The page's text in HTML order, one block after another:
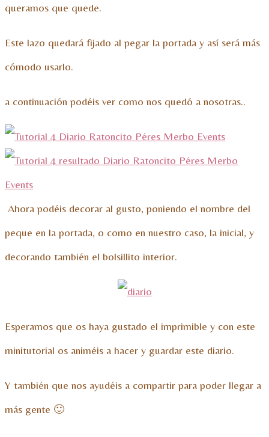
queramos que quede.
Este lazo quedará fijado al pegar la portada y así será más
cómodo usarlo.
a continuación podéis ver como nos quedó a nosotras..
Ahora podéis decorar al gusto, poniendo el nombre del
peque en la portada, o como en nuestro caso, la inicial, y
decorando también el bolsillito interior.
Esperamos que os haya gustado el imprimible y con este
minitutorial os animéis a hacer y guardar este diario.
Y también que nos ayudéis a compartir para poder llegar a
más gente 🙂